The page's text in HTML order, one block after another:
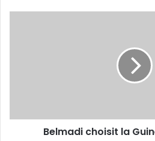
Belmadi choisit la